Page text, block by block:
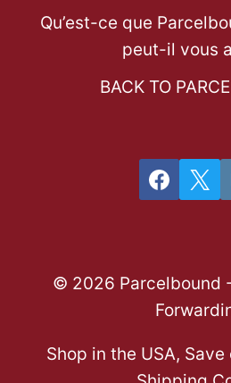
Qu’est-ce que
peut-il vous
BACK TO
© 2026 Parcelbound
Shop in the USA,